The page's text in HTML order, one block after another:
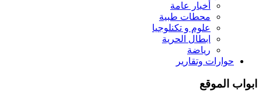
أخبار عامة
محطات طبية
علوم و تکنلوجیا
ابطال الحرية
رياضة
حوارات وتقارير
ابواب الموقع